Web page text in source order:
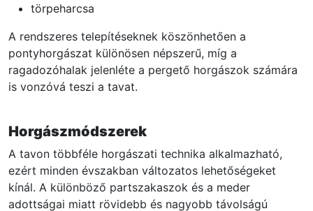
törpeharcsa
A rendszeres telepítéseknek köszönhetően a
pontyhorgászat különösen népszerű, míg a
ragadozóhalak jelenléte a pergető horgászok számára
is vonzóvá teszi a tavat.
Horgászmódszerek
A tavon többféle horgászati technika alkalmazható,
ezért minden évszakban változatos lehetőségeket
kínál. A különböző partszakaszok és a meder
adottságai miatt rövidebb és nagyobb távolságú